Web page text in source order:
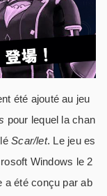
été ajouté au jeu
pour lequel la chan
Scar/let. Le jeu es
Windows le 2
a été conçu par ab